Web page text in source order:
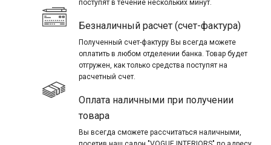
поступят в течение нескольких минут.
Безналичный расчет (счет-фактура)
Полученный счет-фактуру Вы всегда можете
оплатить в любом отделении банка. Товар будет
отгружен, как только средства поступят на
расчетный счет.
Оплата наличными при получении
товара
Вы всегда сможете рассчитаться наличными,